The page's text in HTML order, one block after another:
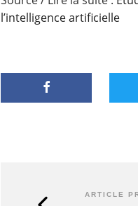
l’intelligence artificielle
ARTICLE